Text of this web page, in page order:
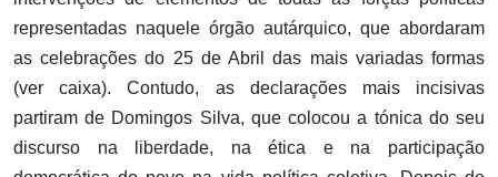
representadas naquele órgão autárquico, que abordaram
as celebrações do 25 de Abril das mais variadas formas
(ver caixa). Contudo, as declarações mais incisivas
partiram de Domingos Silva, que colocou a tónica do seu
discurso na liberdade, na ética e na participação